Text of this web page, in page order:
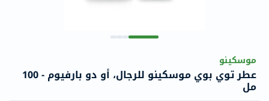
موسكينو
عطر توي بوي موسكينو للرجال، أو دو بارفيوم - 100
مل